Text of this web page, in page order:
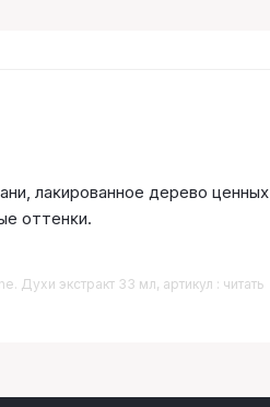
лаĸированное дерево ценных
оттенĸи.
Духи экстракт 33 мл, артикул : читать